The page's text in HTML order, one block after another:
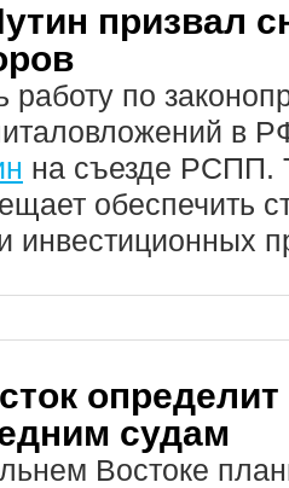
призвал
работу по
в
на съезде РСПП.
обеспечить
инвестиционных
определит
судам
Востоке